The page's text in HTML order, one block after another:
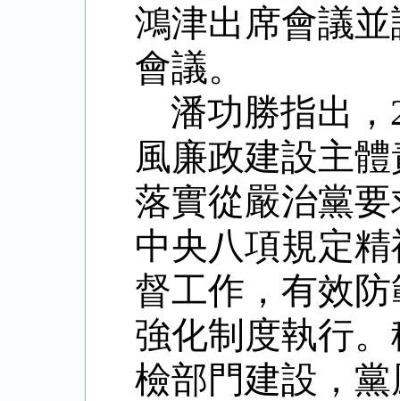
鴻津出席會議
會議。
潘功勝指出，
風廉政建設主
落實從嚴治黨
中央八項規定
督工作，有效
強化制度執行
檢部門建設，